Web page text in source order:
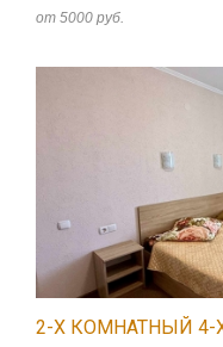
от 5000 руб.
2-Х КОМНАТНЫЙ